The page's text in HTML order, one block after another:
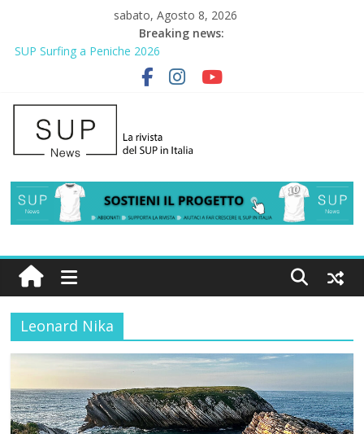
sabato, Agosto 8, 2026
Breaking news:
SUP Surfing a Peniche 2026
AirSUP a Gallico: prima storica gara per Reggio Calabria
Gallico Paddle Fest 2026: sul lungomare di Gallico torna la festa
del SUP
Porto Selvaggio, a lezione di soccorso con la giornata della
prevenzione
2° Urban Sup Trophy: la regata solidale per lo IOR
Leonard Nika